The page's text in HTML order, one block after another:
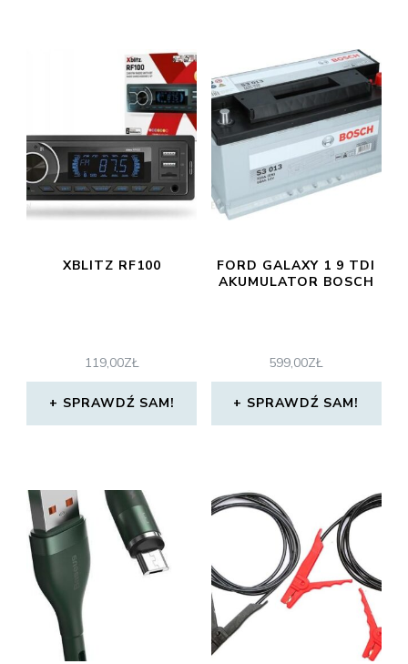
XBLITZ RF100
119,00ZŁ
SPRAWDŹ SAM!
FORD GALAXY 1 9 TDI
AKUMULATOR BOSCH
599,00ZŁ
SPRAWDŹ SAM!